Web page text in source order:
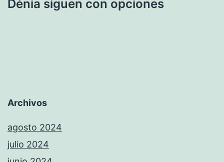
Dénia siguen con opciones
Archivos
agosto 2024
julio 2024